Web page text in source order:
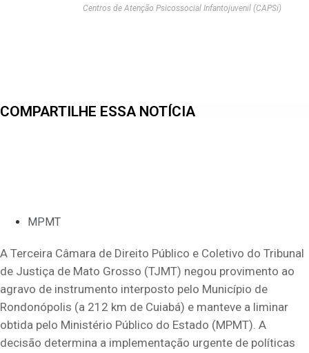
Centros de Atenção Psicossocial Infantojuvenil (CAPSi)
COMPARTILHE ESSA NOTÍCIA
MPMT
A Terceira Câmara de Direito Público e Coletivo do Tribunal
de Justiça de Mato Grosso (TJMT) negou provimento ao
agravo de instrumento interposto pelo Município de
Rondonópolis (a 212 km de Cuiabá) e manteve a liminar
obtida pelo Ministério Público do Estado (MPMT). A
decisão determina a implementação urgente de políticas